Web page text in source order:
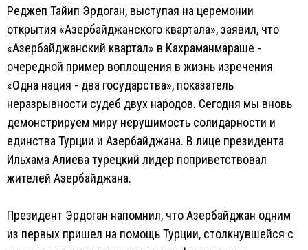
Реджеп Тайип Эрдоган, выступая на церемонии
открытия «Азербайджанского квартала», заявил, что
«Азербайджанский квартал» в Кахраманмараше -
очередной пример воплощения в жизнь изречения
«Одна нация - два государства», показатель
неразрывности судеб двух народов. Сегодня мы вновь
демонстрируем миру нерушимость солидарности и
единства Турции и Азербайджана. В лице президента
Ильхама Алиева турецкий лидер поприветствовал
жителей Азербайджана.
Президент Эрдоган напомнил, что Азербайджан одним
из первых пришел на помощь Турции, столкнувшейся с